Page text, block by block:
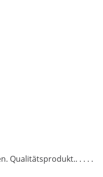
Qualitätsprodukt.. . . . .